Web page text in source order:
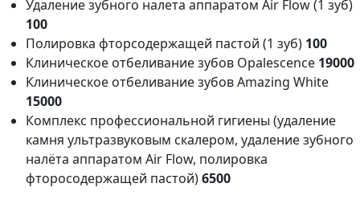
Удаление зубного налета аппаратом Air Flow (1 зуб)
100
Полировка фторсодержащей пастой (1 зуб) 100
Клиническое отбеливание зубов Opalescence 19000
Клиническое отбеливание зубов Amazing White
15000
Комплекс профессиональной гигиены (удаление
камня ультразвуковым скалером, удаление зубного
налёта аппаратом Air Flow, полировка
фторосодержащей пастой)6500